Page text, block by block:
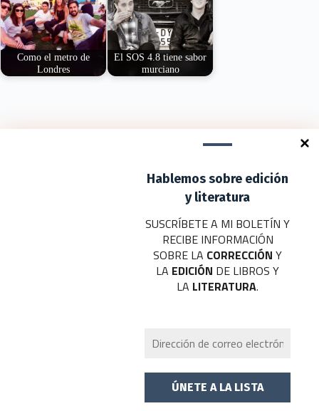
Hablemos sobre edición
y literatura
SUSCRÍBETE A MI BOLETÍN Y
RECIBE INFORMACIÓN
SOBRE LA CORRECCIÓNY
LA EDICIÓN DE LIBROS Y
LA LITERATURA.
Como el metro de
Londres
El SOS 4.8 tiene sabor
murciano
Tu dirección de correo electrónico no será publicada. Los campos